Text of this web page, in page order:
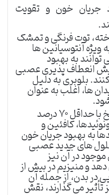
جریان خون و تقویت
توت فرنگی و تمشک
ویژه آنتوسیانین ها
به بهبود
انعطاف پذیری عصبی
بلوبری به دلیل
ها، اغلب به عنوان
شکلات تلخ با حداقل ۷۰ درصد
کافئین و
به بهبود جریان خون
های جدید عصبی
در آن نیز
و منیزیم در بیش از
در بدن، از جمله آن
می گذارند، نقش